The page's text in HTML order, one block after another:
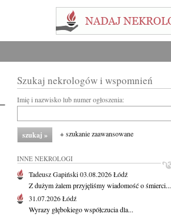
Szukaj nekrologów i wspomnień
Imię i nazwisko lub numer ogłoszenia:
+ szukanie zaawansowane
INNE NEKROLOGI
Tadeusz Gapiński03.08.2026Łódź
Z dużym żalem przyjęliśmy wiadomość o śmierci...
31.07.2026Łódź
Wyrazy głębokiego współczucia dla...